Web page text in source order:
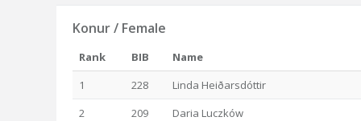
Konur / Female
Rank BIB
Name
1
228
Linda Heiðarsdóttir
2
209
Daria Luczków